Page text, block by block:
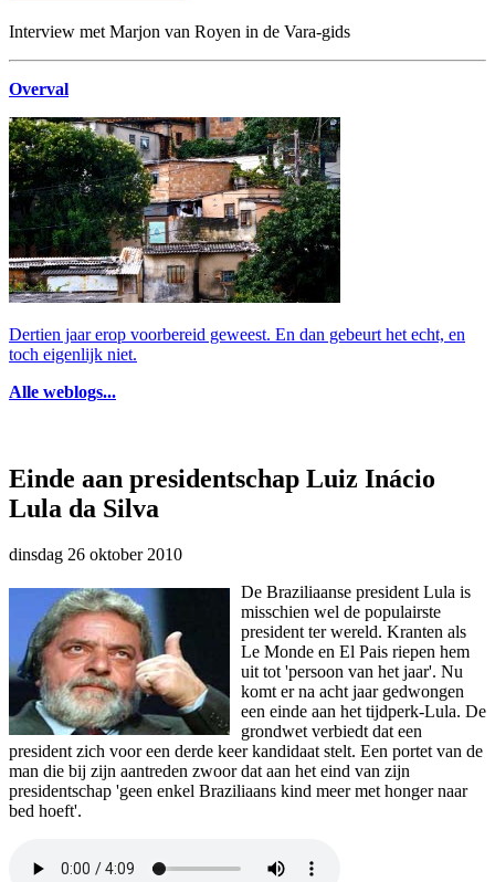
Interview met Marjon van Royen in de Vara-gids
Overval
Dertien jaar erop voorbereid geweest. En dan gebeurt het echt, en
toch eigenlijk niet.
Alle weblogs...
Einde aan presidentschap Luiz Inácio
Lula da Silva
dinsdag 26 oktober 2010
De Braziliaanse president Lula is
misschien wel de populairste
president ter wereld. Kranten als
Le Monde en El Pais riepen hem
uit tot 'persoon van het jaar'. Nu
komt er na acht jaar gedwongen
een einde aan het tijdperk-Lula. De
grondwet verbiedt dat een
president zich voor een derde keer kandidaat stelt. Een portet van de
man die bij zijn aantreden zwoor dat aan het eind van zijn
presidentschap 'geen enkel Braziliaans kind meer met honger naar
bed hoeft'.